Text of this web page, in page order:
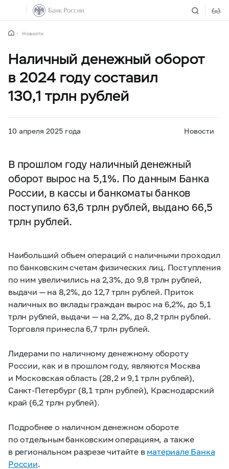
Новости
Наличный денежный оборот
в 2024 году составил
130,1 трлн рублей
10 апреля 2025 года Новости
В прошлом году наличный денежный
оборот вырос на 5,1%. По данным Банка
России, в кассы и банкоматы банков
поступило 63,6 трлн рублей, выдано 66,5
трлн рублей.
Наибольший объем операций с наличными проходил
по банковским счетам физических лиц. Поступления
по ним увеличились на 2,3%, до 9,8 трлн рублей,
выдачи — на 8,2%, до 12,7 трлн рублей. Приток
наличных во вклады граждан вырос на 6,2%, до 5,1
трлн рублей, выдачи — на 2,2%, до 8,2 трлн рублей.
Торговля принесла 6,7 трлн рублей.
Лидерами по наличному денежному обороту
России, как и в прошлом году, являются Москва
и Московская область (28,2 и 9,1 трлн рублей),
Санкт-Петербург (8,1 трлн рублей), Краснодарский
край (6,2 трлн рублей).
Подробнее о наличном денежном обороте
по отдельным банковским операциям, а также
в региональном разрезе читайте в материале Банка
России.